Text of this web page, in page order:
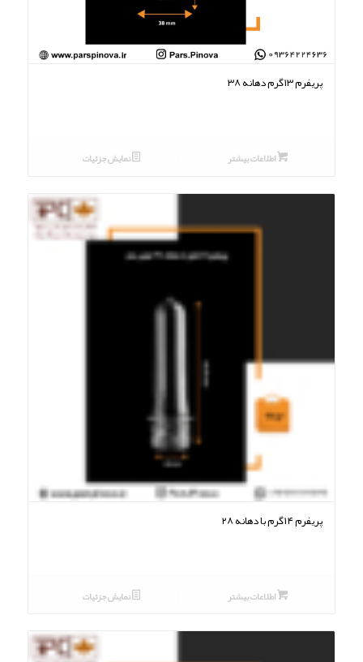
پریفرم ۱۳گرم دهانه ۳۸
اطلاعات بیشتر نمایش جزئیات
پریفرم ۱۴گرم با دهانه ۲۸
اطلاعات بیشتر نمایش جزئیات